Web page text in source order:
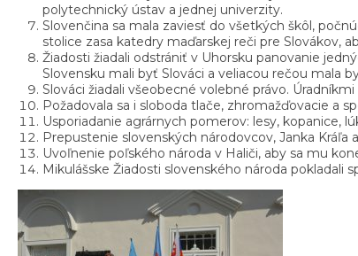
polytechnický ústav a jednej univerzity.
Slovenčina sa mala zaviesť do všetkých škôl,
stolice zasa katedry maďarskej reči pre Slovákov,
Žiadosti žiadali odstrániť v Uhorsku panovanie
Slovensku mali byť Slováci a veliacou rečou mala
Slováci žiadali všeobecné volebné právo.
Požadovala sa i sloboda tlače, zhromažďovacie a
Usporiadanie agrárnych pomerov: lesy, kopanice,
Prepustenie slovenských národovcov, Janka
Uvoľnenie poľského národa v Haliči, aby sa mu
Mikulášske Žiadosti slovenského národa